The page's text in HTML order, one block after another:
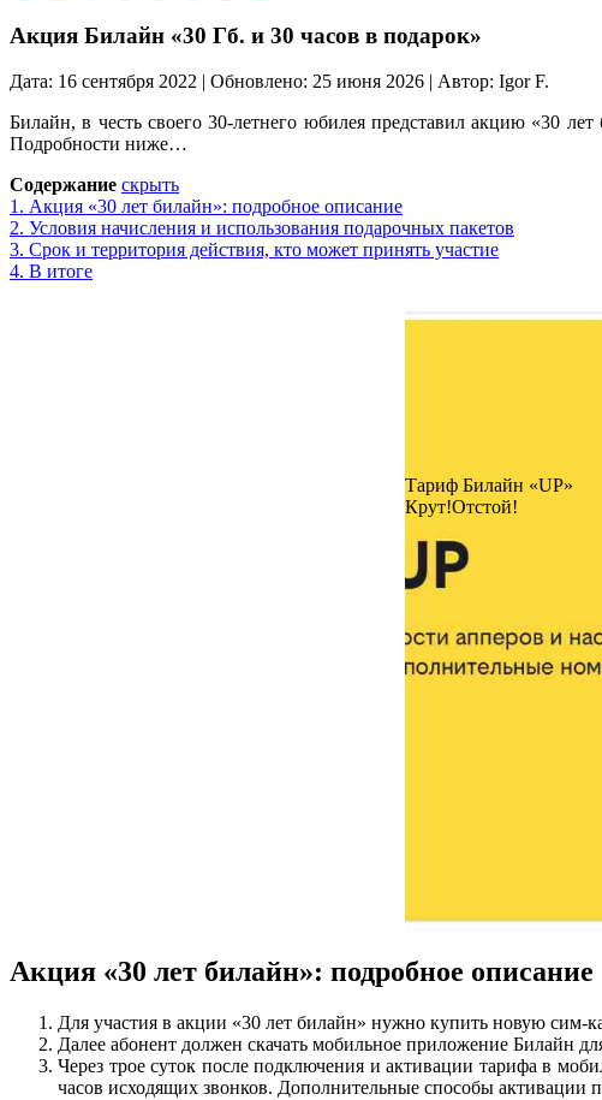
Акция Билайн «30 Гб. и 30 часов в подарок»
Дата: 16 сентября 2022 | Обновлено: 25 июня 2026 | Автор: Igor F.
Билайн, в честь своего 30-летнего юбилея представил акцию «30
Подробности ниже…
Содержание скрыть
1. Акция «30 лет билайн»: подробное описание
2. Условия начисления и использования подарочных пакетов
3. Срок и территория действия, кто может принять участие
4. В итоге
Тариф Билайн «UP»
Крут!Отстой!
Акция «30 лет билайн»: подробное описание
Для участия в акции «30 лет билайн» нужно купить новую сим-
Далее абонент должен скачать мобильное приложение Билайн
Через трое суток после подключения и активации тарифа в
часов исходящих звонков. Дополнительные способы активации